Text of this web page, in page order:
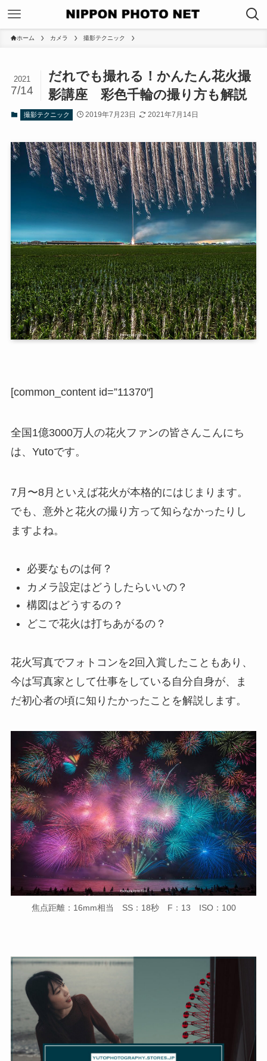
ホーム カメラ 撮影テクニック
だれでも撮れる！かんたん花火撮
影講座 彩色千輪の撮り方も解説
2021
7/14
撮影テクニック 2019年7月23日 2021年7月14日
[common_content id=”11370″]
全国1億3000万人の花火ファンの皆さんこんにち
は、Yutoです。
7月〜8月といえば花火が本格的にはじまります。
でも、意外と花火の撮り方って知らなかったりし
ますよね。
必要なものは何？
カメラ設定はどうしたらいいの？
構図はどうするの？
どこで花火は打ちあがるの？
花火写真でフォトコンを2回入賞したこともあり、
今は写真家として仕事をしている自分自身が、ま
だ初心者の頃に知りたかったことを解説します。
焦点距離：16mm相当 SS：18秒 F：13 ISO：100